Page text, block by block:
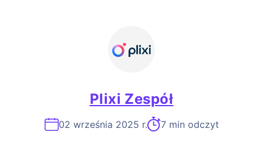
Plixi Zespół
02 września 2025 r. 7 min odczyt